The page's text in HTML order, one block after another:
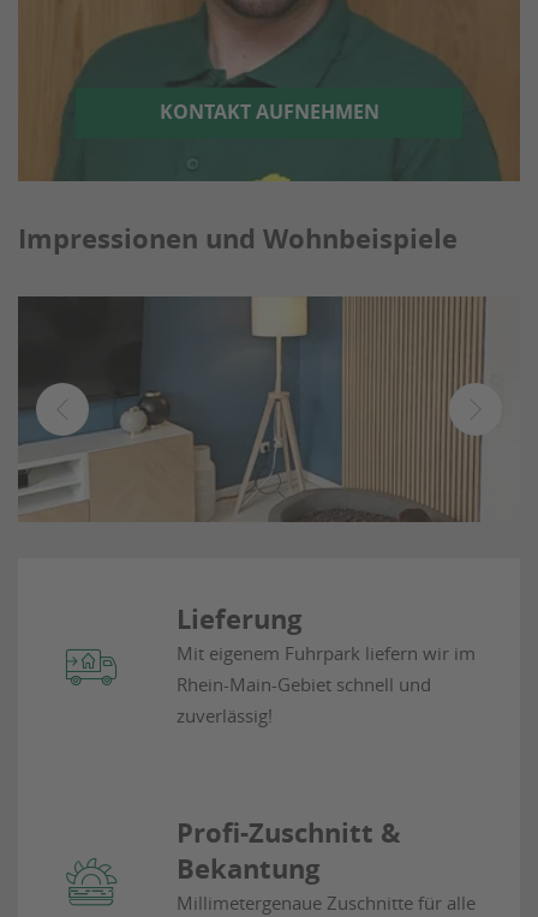
KONTAKT AUFNEHMEN
Impressionen und Wohnbeispiele
Lieferung
Mit eigenem Fuhrpark liefern wir im
Rhein-Main-Gebietschnell und
zuverlässig!
Profi-Zuschnitt &
Bekantung
Millimetergenaue Zuschnitte für alle